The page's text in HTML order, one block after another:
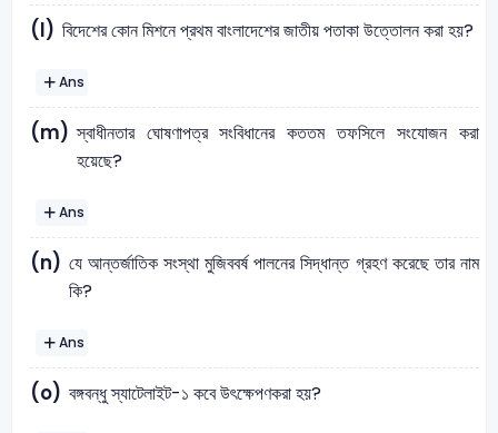
(l) বিদেশের কোন মিশনে প্রথম বাংলাদেশের জাতীয় পতাকা উত্তোলন করা হয়?
Ans
(m) স্বাধীনতার ঘোষণাপত্র সংবিধানের কততম তফসিলে সংযোজন করা
হয়েছে?
Ans
(n) যে আন্তর্জাতিক সংস্থা মুজিববর্ষ পালনের সিদ্ধান্ত গ্রহণ করেছে তার নাম
কি?
Ans
(o) বঙ্গবন্ধু স্যাটেলাইট-১ কবে উৎক্ষেপণকরা হয়?